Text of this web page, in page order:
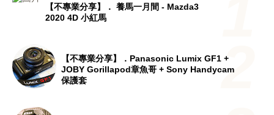
【不專業分享】． 養馬一月間 - Mazda3
2020 4D 小紅馬
【不專業分享】．Panasonic Lumix GF1 +
JOBY Gorillapod章魚哥 + Sony Handycam
保護套